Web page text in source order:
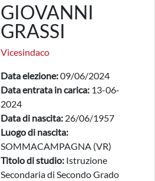
GIOVANNI
GRASSI
Vicesindaco
Data elezione:09/06/2024
Data entrata in carica: 13-06-
2024
Data di nascita: 26/06/1957
Luogo di nascita:
SOMMACAMPAGNA (VR)
Titolo di studio: Istruzione
Secondaria di Secondo Grado